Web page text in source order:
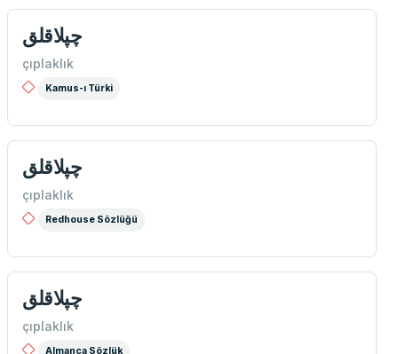
چپلاقلق
çıplaklık
Kamus-ı Türki
چپلاقلق
çıplaklık
Redhouse Sözlüğü
چپلاقلق
çıplaklık
Almanca Sözlük